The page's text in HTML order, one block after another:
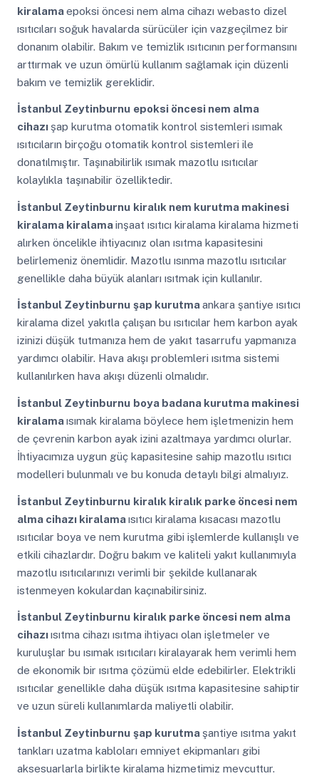
kiralamaepoksi öncesi nem alma cihazı webasto dizel
ısıtıcıları soğuk havalarda sürücüler için vazgeçilmez bir
donanım olabilir. Bakım ve temizlik ısıtıcının performansını
arttırmak ve uzun ömürlü kullanım sağlamak için düzenli
bakım ve temizlik gereklidir.
İstanbul Zeytinburnu epoksi öncesi nem alma
cihazı şap kurutma otomatik kontrol sistemleri ısımak
ısıtıcıların birçoğu otomatik kontrol sistemleri ile
donatılmıştır. Taşınabilirlik ısımak mazotlu ısıtıcılar
kolaylıkla taşınabilir özelliktedir.
İstanbul Zeytinburnu kiralık nem kurutma makinesi
kiralama kiralamainşaat ısıtıcı kiralama kiralama hizmeti
alırken öncelikle ihtiyacınız olan ısıtma kapasitesini
belirlemeniz önemlidir. Mazotlu ısınma mazotlu ısıtıcılar
genellikle daha büyük alanları ısıtmak için kullanılır.
İstanbul Zeytinburnu şap kurutmaankara şantiye ısıtıcı
kiralama dizel yakıtla çalışan bu ısıtıcılar hem karbon ayak
izinizi düşük tutmanıza hem de yakıt tasarrufu yapmanıza
yardımcı olabilir. Hava akışı problemleri ısıtma sistemi
kullanılırken hava akışı düzenli olmalıdır.
İstanbul Zeytinburnu boya badana kurutma makinesi
kiralamaısımak kiralama böylece hem işletmenizin hem
de çevrenin karbon ayak izini azaltmaya yardımcı olurlar.
İhtiyacımıza uygun güç kapasitesine sahip mazotlu ısıtıcı
modelleri bulunmalı ve bu konuda detaylı bilgi almalıyız.
İstanbul Zeytinburnu kiralık kiralık parke öncesi nem
alma cihazı kiralamaısıtıcı kiralama kısacası mazotlu
ısıtıcılar boya ve nem kurutma gibi işlemlerde kullanışlı ve
etkili cihazlardır. Doğru bakım ve kaliteli yakıt kullanımıyla
mazotlu ısıtıcılarınızı verimli bir şekilde kullanarak
istenmeyen kokulardan kaçınabilirsiniz.
İstanbul Zeytinburnu kiralık parke öncesi nem alma
cihazıısıtma cihazı ısıtma ihtiyacı olan işletmeler ve
kuruluşlar bu ısımak ısıtıcıları kiralayarak hem verimli hem
de ekonomik bir ısıtma çözümü elde edebilirler. Elektrikli
ısıtıcılar genellikle daha düşük ısıtma kapasitesine sahiptir
ve uzun süreli kullanımlarda maliyetli olabilir.
İstanbul Zeytinburnu şap kurutma şantiye ısıtma yakıt
tankları uzatma kabloları emniyet ekipmanları gibi
aksesuarlarla birlikte kiralama hizmetimiz mevcuttur.